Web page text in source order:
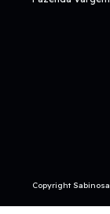
Copyright Sabinosa